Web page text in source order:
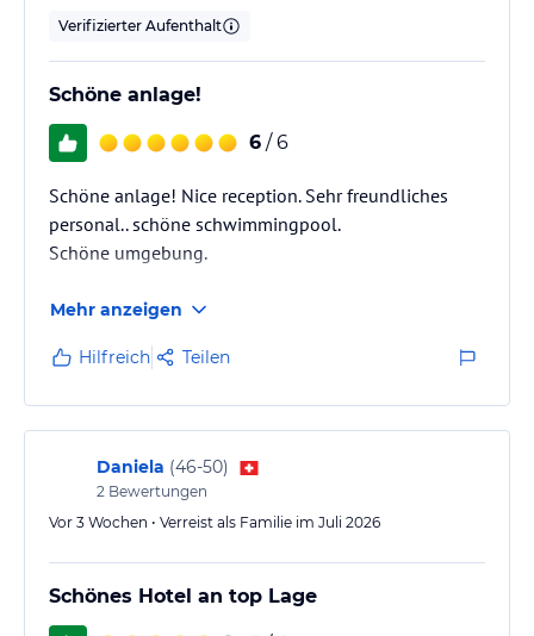
Verifizierter Aufenthalt
Schöne anlage!
6 / 6
Schöne anlage! Nice reception. Sehr freundliches
personal.. schöne schwimmingpool.
Schöne umgebung.
Mehr anzeigen
Hilfreich Teilen
Daniela (46-50)
2 Bewertungen
Vor 3 Wochen • Verreist als Familie im Juli 2026
Schönes Hotel an top Lage